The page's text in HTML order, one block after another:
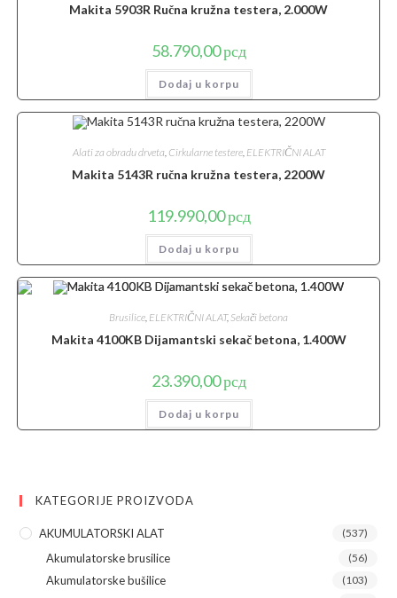
Makita 5903R Ručna kružna testera, 2.000W
58.790,00рсд
Dodaj u korpu
Alati za obradu drveta, Cirkularne testere, ELEKTRIČNI ALAT
Makita 5143R ručna kružna testera, 2200W
119.990,00рсд
Dodaj u korpu
Brusilice, ELEKTRIČNI ALAT, Sekači betona
Makita 4100KB Dijamantski sekač betona, 1.400W
23.390,00рсд
Dodaj u korpu
KATEGORIJE PROIZVODA
AKUMULATORSKI ALAT (537)
Akumulatorske brusilice (56)
Akumulatorske bušilice (103)